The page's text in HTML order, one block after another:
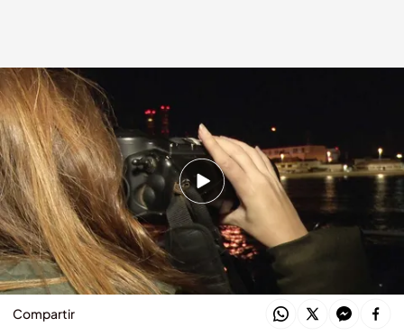
El control de las fronteras en España
Callejeros
11 ABR 2024 - 00:15h.
Dale al play y disfruta del programa completo
de 'Callejeros' sobre controles fronterizos en
España
Compartir